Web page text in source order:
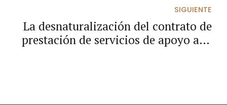
SIGUIENTE
La desnaturalización del contrato de
prestación de servicios de apoyo a la